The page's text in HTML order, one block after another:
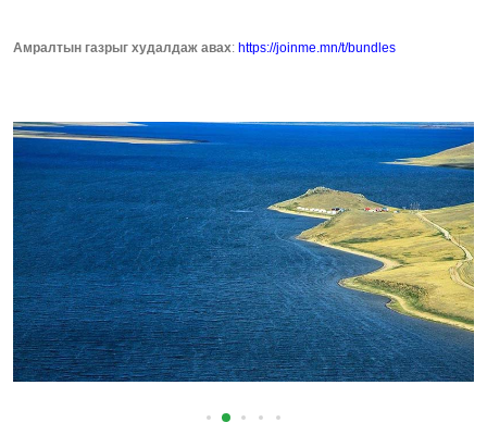
Амралтын газрыг худалдаж авах: https://joinme.mn/t/bundles